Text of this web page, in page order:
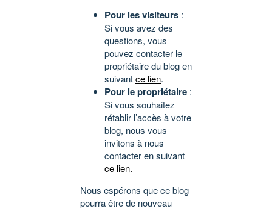
Pour les visiteurs :
Si vous avez des
questions, vous
pouvez contacter le
propriétaire du blog en
suivantce lien.
Pour le propriétaire :
Si vous souhaitez
rétablir l’accès à votre
blog, nous vous
invitons à nous
contacter en suivant
ce lien.
Nous espérons que ce blog
pourra être de nouveau